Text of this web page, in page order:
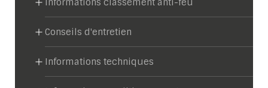
Informations classement anti-feu
Conseils d'entretien
Informations techniques